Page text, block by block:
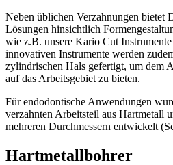
Neben üblichen Verzahnungen bietet
Lösungen hinsichtlich
wie z.B. unsere Kario Cut
innovativen Instrumente werden
zylindrischen Hals gefertigt, um dem
auf das Arbeitsgebiet zu bieten.
Für endodontische Anwendungen
verzahnten Arbeitsteil aus Hartmetall
mehreren Durchmessern entwickelt
Hartmetallbohrer